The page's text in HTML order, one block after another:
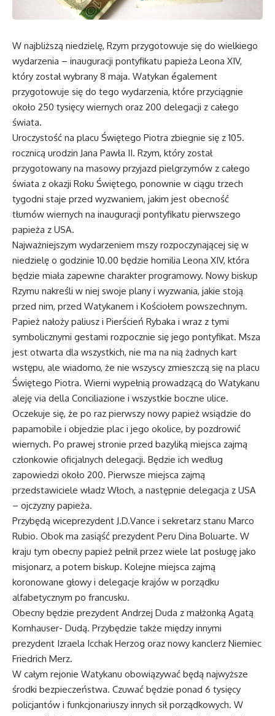
W najbliższą niedzielę, Rzym przygotowuje się do wielkiego
wydarzenia – inauguracji pontyfikatu papieża Leona XIV,
który został wybrany 8 maja. Watykan également
przygotowuje się do tego wydarzenia, które przyciągnie
około 250 tysięcy wiernych oraz 200 delegacji z całego
świata.
Uroczystość na placu Świętego Piotra zbiegnie się z 105.
rocznicą urodzin Jana Pawła II. Rzym, który został
przygotowany na masowy przyjazd pielgrzymów z całego
świata z okazji Roku Świętego, ponownie w ciągu trzech
tygodni staje przed wyzwaniem, jakim jest obecność
tłumów wiernych na inauguracji pontyfikatu pierwszego
papieża z USA.
Najważniejszym wydarzeniem mszy rozpoczynającej się w
niedzielę o godzinie 10.00 będzie homilia Leona XIV, która
będzie miała zapewne charakter programowy. Nowy biskup
Rzymu nakreśli w niej swoje plany i wyzwania, jakie stoją
przed nim, przed Watykanem i Kościołem powszechnym.
Papież nałoży paliusz i Pierścień Rybaka i wraz z tymi
symbolicznymi gestami rozpocznie się jego pontyfikat. Msza
jest otwarta dla wszystkich, nie ma na nią żadnych kart
wstępu, ale wiadomo, że nie wszyscy zmieszczą się na placu
Świętego Piotra. Wierni wypełnią prowadzącą do Watykanu
aleję via della Conciliazione i wszystkie boczne ulice.
Oczekuje się, że po raz pierwszy nowy papież wsiądzie do
papamobile i objedzie plac i jego okolice, by pozdrowić
wiernych. Po prawej stronie przed bazyliką miejsca zajmą
członkowie oficjalnych delegacji. Będzie ich według
zapowiedzi około 200. Pierwsze miejsca zajmą
przedstawiciele władz Włoch, a następnie delegacja z USA
– ojczyzny papieża.
Przybędą wiceprezydent J.D.Vance i sekretarz stanu Marco
Rubio. Obok ma zasiąść prezydent Peru Dina Boluarte. W
kraju tym obecny papież pełnił przez wiele lat posługę jako
misjonarz, a potem biskup. Kolejne miejsca zajmą
koronowane głowy i delegacje krajów w porządku
alfabetycznym po francusku.
Obecny będzie prezydent Andrzej Duda z małżonką Agatą
Kornhauser- Dudą. Przybędzie także między innymi
prezydent Izraela Icchak Herzog oraz nowy kanclerz Niemiec
Friedrich Merz.
W całym rejonie Watykanu obowiązywać będą najwyższe
środki bezpieczeństwa. Czuwać będzie ponad 6 tysięcy
policjantów i funkcjonariuszy innych sił porządkowych. W